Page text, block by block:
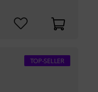
TOP-SELLER